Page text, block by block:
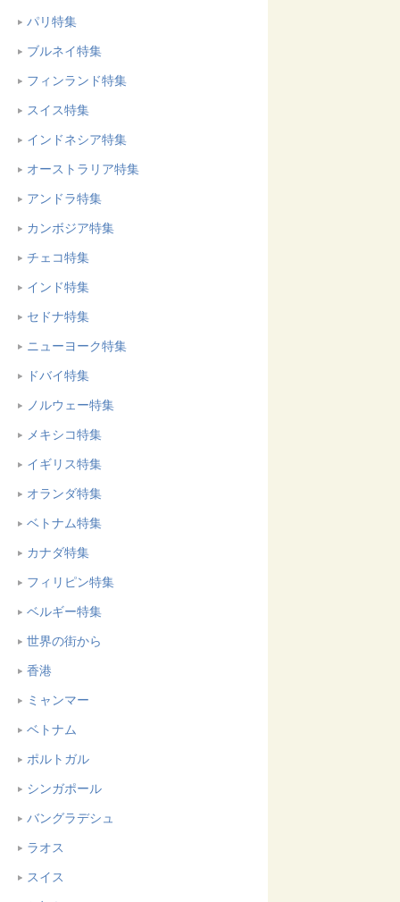
パリ特集
ブルネイ特集
フィンランド特集
スイス特集
インドネシア特集
オーストラリア特集
アンドラ特集
カンボジア特集
チェコ特集
インド特集
セドナ特集
ニューヨーク特集
ドバイ特集
ノルウェー特集
メキシコ特集
イギリス特集
オランダ特集
ベトナム特集
カナダ特集
フィリピン特集
ベルギー特集
世界の街から
香港
ミャンマー
ベトナム
ポルトガル
シンガポール
バングラデシュ
ラオス
スイス